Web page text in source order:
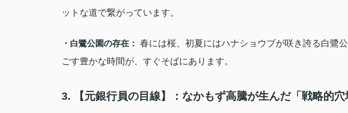
ットな道で繋がっています。
・白鷺公園の存在： 春には桜、初夏にはハナショウブが咲き誇る白鷺
ごす豊かな時間が、すぐそばにあります。
3. 【元銀行員の目線】：なかもず高騰が生んだ「戦略的穴